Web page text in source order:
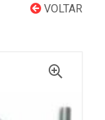
VOLTAR